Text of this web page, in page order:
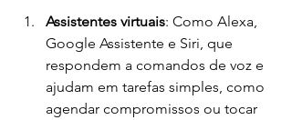
Assistentes virtuais: Como Alexa,
Google Assistente e Siri, que
respondem a comandos de voz e
ajudam em tarefas simples, como
agendar compromissos ou tocar